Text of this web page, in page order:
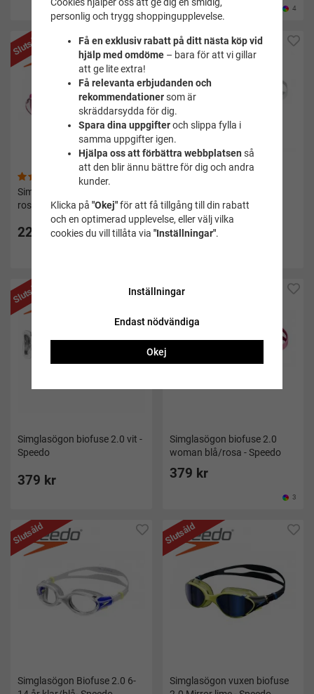
4
(7)
Simglasögon barn Infant
rosa/klar 2-6 år - Speedo
Slutsåld
225 kr
Classic blå/blå 6-14 år -
Speedo
Slutsåld
149 kr
Simglasögon biofuse 2.0 vit -
Speedo
Slutsåld
379 kr
Simglasögon biofuse 2.0
woman blå/rosa - Speedo
Slutsåld
379 kr
3
Simglasögon Biofuse 2.0 6-
Slutsåld
Simglasögon vuxen biofuse
Slutsåld
Cookies hjälper oss att ge dig en smidig,
personlig och trygg shoppingupplevelse.
Få en exklusiv rabatt på ditt nästa köp vid
hjälp med omdöme– bara för att vi gillar
att ge lite extra!
Få relevanta erbjudanden och
rekommendationersom är
skräddarsydda för dig.
Spara dina uppgifteroch slippa fylla i
samma uppgifter igen.
Hjälpa oss att förbättra webbplatsen så
att den blir ännu bättre för dig och andra
kunder.
Klicka på "Okej"för att få tillgång till din rabatt
och en optimerad upplevelse, eller välj vilka
cookies du vill tillåta via "Inställningar".
Inställningar
Endast nödvändiga
Okej